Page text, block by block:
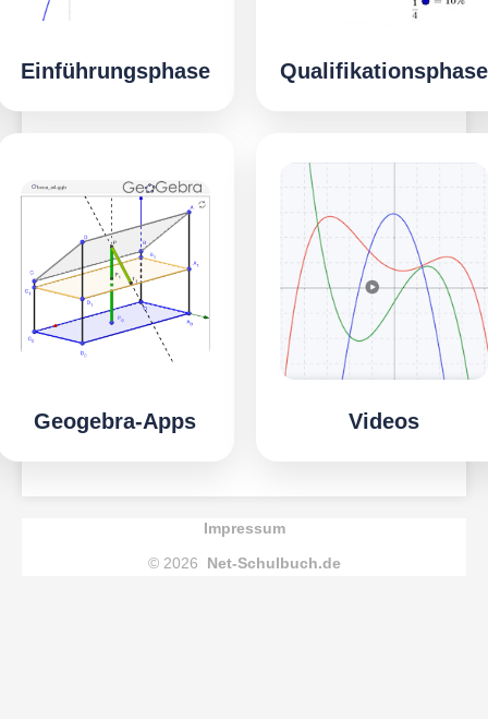
Einführungsphase Qualifikationsphase
Geogebra-Apps Videos
Impressum
© 2026
Net-Schulbuch.de